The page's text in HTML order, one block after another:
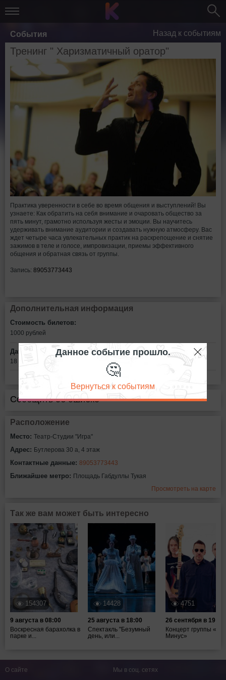
События Назад к событиям
Тренинг " Харизматичный оратор"
Практика уверенности в себе во время общения и выступлений! Вы
узнаете: Как обратить на себя внимание и очаровать общество за
пять минут, грамотно используя жесты и эмоции. Вы научитесь
удерживать внимание аудитории и создавать нужную атмосферу. Вас
ждет четыре часа увлекательных практик на раскрепощение и снятие
зажимов в теле и голосе, импровизации, приемы эффективного
общения и обратная связь от группы.
Запись: 89053773443
Дополнительная информация
Стоимость билетов:
1000 рублей
Дата:
18 декабря в 10:00
Сообщить об ошибке
Расположение
Место: Театр-Студии "Игра"
Адрес: Бутлерова 30 а, 4 этаж
Контактные данные: 89053773443
Ближайшее метро: Площадь Габдуллы Тукая
Просмотреть на карте
Так же вам может быть интересно
154307
9 августа в 08:00
Воскресная барахолка в
парке и...
14428
25 августа в 18:00
Спектакль "Безумный
день, или...
4751
26 сентября в 19:00
Концерт группы
Минус»
Данное событие прошло.
🤔
Вернуться к событиям
О сайте Мы в соц. сетях